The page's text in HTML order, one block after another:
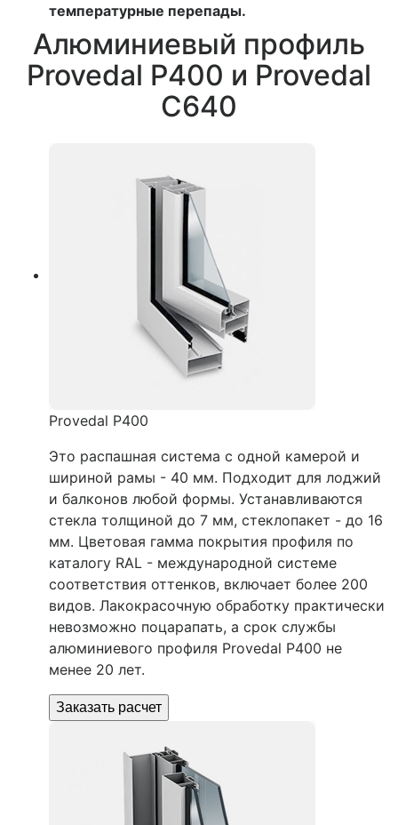
температурные перепады.
Алюминиевый профиль
Provedal P400 и Provedal
C640
Provedal P400
Это распашная система с одной камерой и
шириной рамы - 40 мм. Подходит для лоджий
и балконов любой формы. Устанавливаются
стекла толщиной до 7 мм, стеклопакет - до 16
мм. Цветовая гамма покрытия профиля по
каталогу RAL - международной системе
соответствия оттенков, включает более 200
видов. Лакокрасочную обработку практически
невозможно поцарапать, а срок службы
алюминиевого профиля Provedal P400 не
менее 20 лет.
Заказать расчет